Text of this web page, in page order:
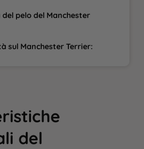
del pelo del Manchester
sul Manchester Terrier:
del